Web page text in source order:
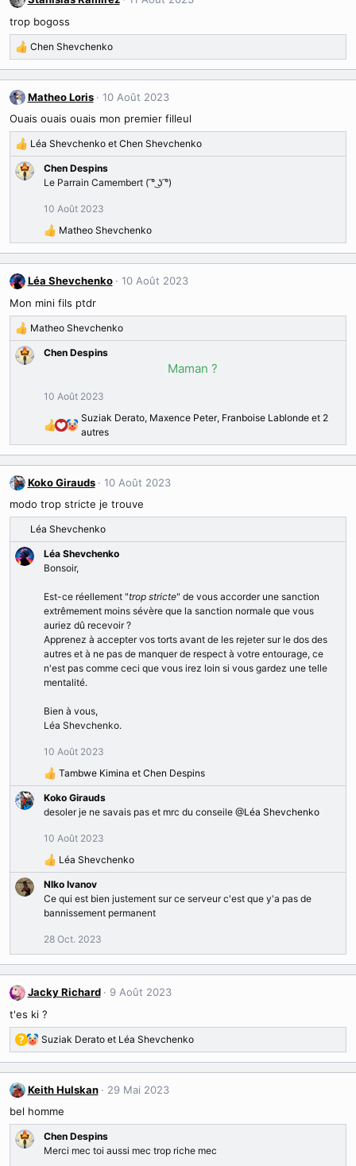
i
s
:
trop bogoss
R
é
a
c
i
n
s
Chen Shevchenko
Matheo Loris
10 Août 2023
Ouais ouais ouais mon premier filleul
R
é
a
s
:
Léa Shevchenko et Chen Shevchenko
Chen Despins
Le Parrain Camembert ( ͡° ͜ʖ ͡°)
10 Août 2023
R
é
a
c
i
s
Matheo Shevchenko
Léa Shevchenko
10 Août 2023
Mon mini fils ptdr
R
é
a
s
:
Matheo Shevchenko
Chen Despins
Maman ?
10 Août 2023
R
é
a
t
i
o
n
s
:
Suziak Derato, Maxence Peter, Franboise Lablonde et 2
autres
Koko Girauds
10 Août 2023
modo trop stricte je trouve
é
a
Léa Shevchenko
Léa Shevchenko
Bonsoir,
Est-ce réellement "trop stricte" de vous accorder une sanction
extrêmement moins sévère que la sanction normale que vous
auriez dû recevoir ?
Apprenez à accepter vos torts avant de les rejeter sur le dos des
autres et à ne pas de manquer de respect à votre entourage, ce
n'est pas comme ceci que vous irez loin si vous gardez une telle
mentalité.
Bien à vous,
Léa Shevchenko.
10 Août 2023
R
é
a
t
o
n
s
:
Tambwe Kimina et Chen Despins
Koko Girauds
desoler je ne savais pas et mrc du conseile @Léa Shevchenko
10 Août 2023
R
é
a
c
i
o
n
:
Léa Shevchenko
Nlko Ivanov
Ce qui est bien justement sur ce serveur c'est que y'a pas de
bannissement permanent
28 Oct. 2023
Jacky Richard
9 Août 2023
t'es ki ?
R
é
a
c
i
o
n
Suziak Derato et Léa Shevchenko
Keith Hulskan
29 Mai 2023
bel homme
Chen Despins
Merci mec toi aussi mec trop riche mec